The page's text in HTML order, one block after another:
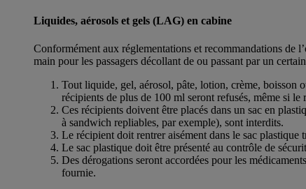
Liquides, aérosols et gels (LAG) en cabine
Conformément aux réglementations et recommandations de
main pour les passagers décollant de ou passant par un
Tout liquide, gel, aérosol, pâte, lotion, crème, boisson
récipients de plus de 100 ml seront refusés, même si
Ces récipients doivent être placés dans un sac en
à sandwich repliables, par exemple), sont interdits.
Le récipient doit rentrer aisément dans le sac plastique
Le sac plastique doit être présenté au contrôle de
Des dérogations seront accordées pour les
fournie.